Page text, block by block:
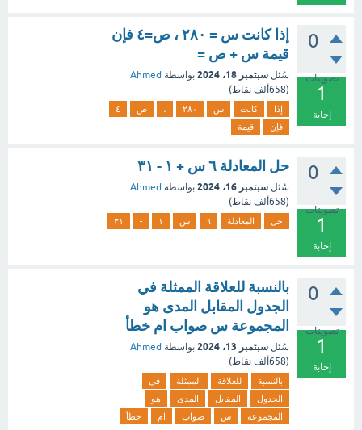
0
تصويتات
1
إجابة
إذا كانت س = ۲۸۰ ، ص=٤ فإن
قيمة س + ص =
سُئل سبتمبر 18، 2024 بواسطة Ahmed
(658ألف نقاط)
إذا كانت س ۲۸۰ ، ص
٤
فإن
قيمة
0
تصويتات
1
إجابة
حل المعادلة ٦ س + ١ - ٣١
سُئل سبتمبر 16، 2024 بواسطة Ahmed
(658ألف نقاط)
حل المعادلة ٦ س ١ - ٣١
0
تصويتات
1
إجابة
بالنسبة للعلاقة الممثلة في
الجدول المقابل المدى هو
المجموعة س صواب ام خطأ
سُئل سبتمبر 13، 2024 بواسطة Ahmed
(658ألف نقاط)
بالنسبة للعلاقة الممثلة
في
الجدول
المقابل المدى
هو
المجموعة
س صواب ام خطأ